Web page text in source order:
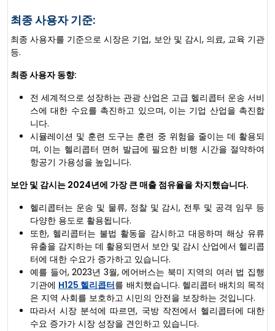
최종 사용자 기준:
최종 사용자를 기준으로 시장은 기업, 보안 및 감시, 의료, 교육 기관
등.
최종 사용자 동향:
전 세계적으로 성장하는 관광 산업은 고급 헬리콥터 운송 서비
스에 대한 수요를 촉진하고 있으며, 이는 기업 산업을 촉진합
니다.
시뮬레이션 및 훈련 도구는 훈련 중 위험을 줄이는 데 활용되
며, 이는 헬리콥터 면허 발급에 필요한 비행 시간을 절약하여
항공기 가용성을 높입니다.
보안 및 감시는 2024년에 가장 큰 매출 점유율을 차지했습니다.
헬리콥터는 운송 및 물류, 정찰 및 감시, 전투 및 공격 임무 등
다양한 용도로 활용됩니다.
또한, 헬리콥터는 불법 활동을 감시하고 대응하며 해상 유류
유출을 감지하는 데 활용되면서 보안 및 감시 산업에서 헬리콥
터에 대한 수요가 증가하고 있습니다.
예를 들어, 2023년 3월, 에어버스는 북미 지역의 여러 법 집행
기관에 H125 헬리콥터를 배치했습니다. 헬리콥터 배치의 목적
은 지역 사회를 보호하고 시민의 안전을 보장하는 것입니다.
따라서 시장 분석에 따르면, 국방 작전에서 헬리콥터에 대한
수요 증가가 시장 성장을 견인하고 있습니다.